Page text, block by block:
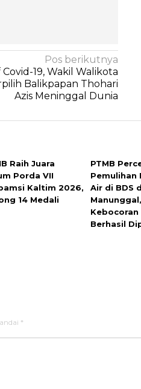
Pos berikutnya
Covid-19, Wakil Walikota
Balikpapan Thohari
Azis Meninggal Dunia
Raih Juara
Porda VII
Kaltim 2026,
14 Medali
PTMB
Pemulihan
Air di BDS
Manunggal,
Kebocoran
Berhasil
*